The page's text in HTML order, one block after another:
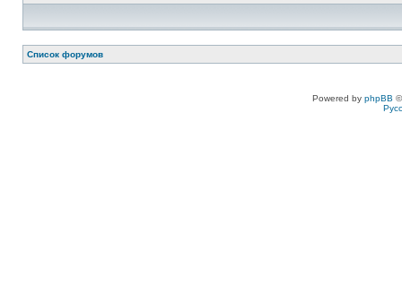
Список форумов
Powered by phpBB